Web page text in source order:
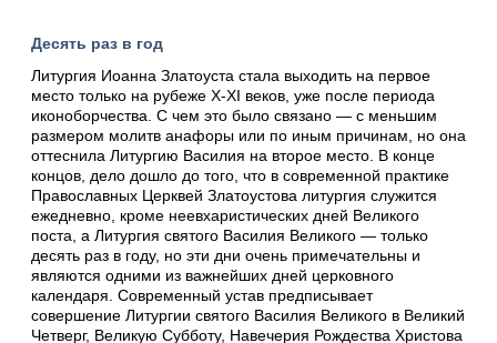
Десять раз в год
Литургия Иоанна Златоуста стала выходить на первое
место только на рубеже X-XI веков, уже после периода
иконоборчества. С чем это было связано — с меньшим
размером молитв анафоры или по иным причинам, но она
оттеснила Литургию Василия на второе место. В конце
концов, дело дошло до того, что в современной практике
Православных Церквей Златоустова литургия служится
ежедневно, кроме неевхаристических дней Великого
поста, а Литургия святого Василия Великого — только
десять раз в году, но эти дни очень примечательны и
являются одними из важнейших дней церковного
календаря. Современный устав предписывает
совершение Литургии святого Василия Великого в Великий
Четверг, Великую Субботу, Навечерия Рождества Христова